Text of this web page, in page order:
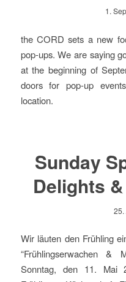
1.
the CORD sets a new
pop-ups. We are saying
at the beginning of
doors for pop-up
location.
Sunday
Delights
25.
Wir läuten den Frühling
“Frühlingserwachen &
Sonntag, den 11. Mai